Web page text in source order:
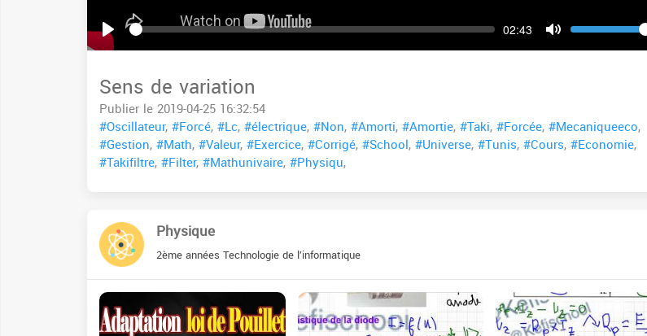
Play
Seek Current
02:43
Sens de variation
Publier le 2019-04-25 16:32:54
#Oscillateur,#Forcé,#Lc,#électrique,#Non,#Amorti,#Amortie,#Taki,#Forcée,#Mecaniqueeco,
#Gestion,#Math,#Valeur,#Exercice,#Corrigé,#School,#Universe,#Tunis,#Cours,#Economie,
#Takifiltre,#Filter,#Mathunivaire,#Physiqu,
Physique
2ème années Technologie de l’informatique